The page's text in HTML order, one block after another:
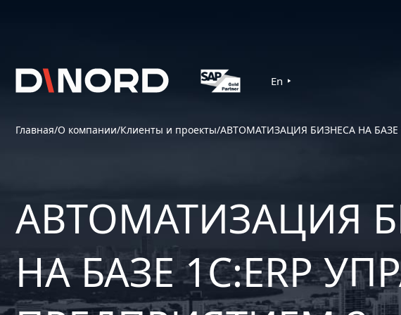
En
Главная/О компании/Клиенты и проекты/АВТОМАТИЗАЦИЯ БИЗНЕСА НА БАЗЕ
АВТОМАТИЗАЦИЯ
НА БАЗЕ 1С:ERP